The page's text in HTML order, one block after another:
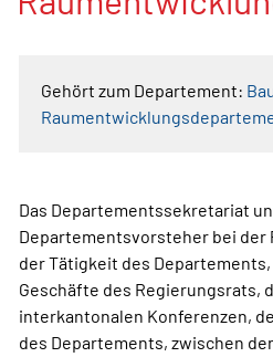
Gehört zum Departement:
Das Departementssekretariat
Departementsvorsteher bei der
der Tätigkeit des
Geschäfte des Regierungsrats,
interkantonalen Konferenzen,
des Departements, zwischen